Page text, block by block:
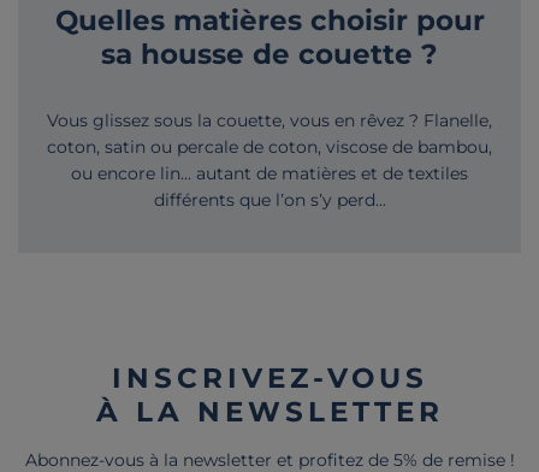
Quelles matières choisir pour
sa housse de couette ?
Vous glissez sous la couette, vous en rêvez ? Flanelle,
coton, satin ou percale de coton, viscose de bambou,
ou encore lin... autant de matières et de textiles
différents que l’on s’y perd...
INSCRIVEZ-VOUS
À LA NEWSLETTER
Abonnez-vous à la newsletter et profitez de 5% de remise !